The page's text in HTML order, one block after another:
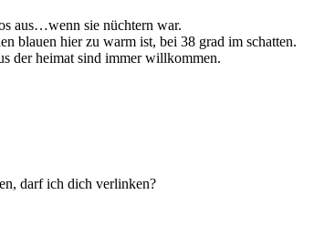
aus…wenn sie nüchtern war.
blauen hier zu warm ist, bei 38 grad im schatten.
der heimat sind immer willkommen.
darf ich dich verlinken?